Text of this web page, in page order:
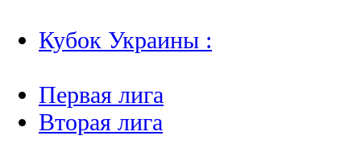
Кубок Украины :
Первая лига
Вторая лига